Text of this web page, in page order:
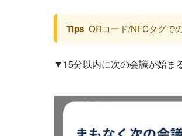
Tips QRコード/NFCタグで
▼15分以内に次の会議が始ま